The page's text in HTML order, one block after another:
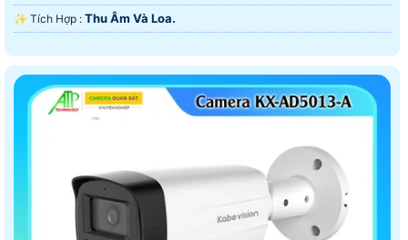
️✨ Tích Hợp : Thu Âm Và Loa.